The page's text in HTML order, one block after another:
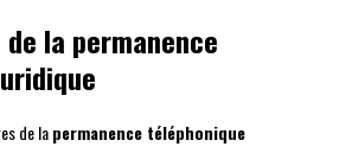
la permanence
de lapermanence téléphonique